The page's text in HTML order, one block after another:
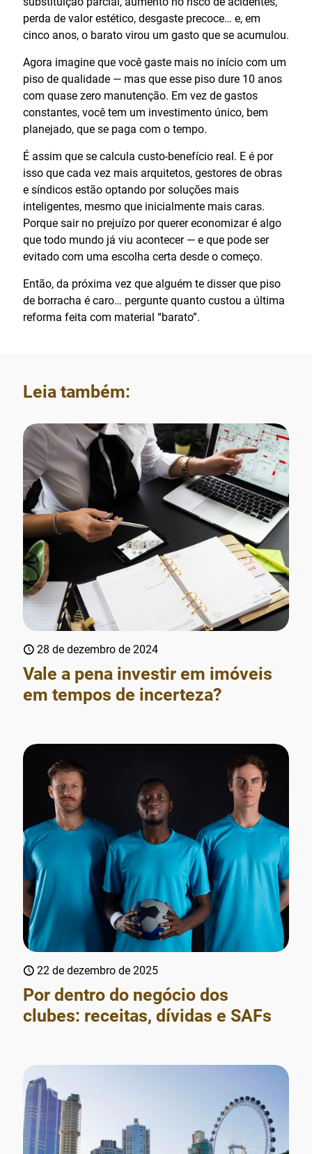
perda de valor estético, desgaste precoce… e, em
cinco anos, o barato virou um gasto que se acumulou.
Agora imagine que você gaste mais no início com um
piso de qualidade — mas que esse piso dure 10 anos
com quase zero manutenção. Em vez de gastos
constantes, você tem um investimento único, bem
planejado, que se paga com o tempo.
É assim que se calcula custo-benefício real. E é por
isso que cada vez mais arquitetos, gestores de obras
e síndicos estão optando por soluções mais
inteligentes, mesmo que inicialmente mais caras.
Porque sair no prejuízo por querer economizar é algo
que todo mundo já viu acontecer — e que pode ser
evitado com uma escolha certa desde o começo.
Então, da próxima vez que alguém te disser que piso
de borracha é caro… pergunte quanto custou a última
reforma feita com material “barato”.
Leia também:
28 de dezembro de 2024
Vale a pena investir em imóveis
em tempos de incerteza?
22 de dezembro de 2025
Por dentro do negócio dos
clubes: receitas, dívidas e SAFs